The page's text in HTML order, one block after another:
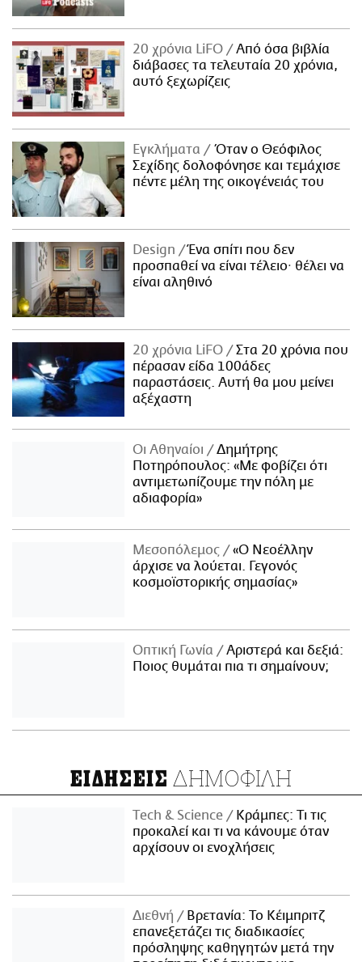
20 χρόνια LiFO
Από όσα βιβλία
διάβασες τα τελευταία 20 χρόνια,
αυτό ξεχωρίζεις
Εγκλήματα
Όταν ο Θεόφιλος
Σεχίδης δολοφόνησε και τεμάχισε
πέντε μέλη της οικογένειάς του
Design
Ένα σπίτι που δεν
προσπαθεί να είναι τέλειο· θέλει να
είναι αληθινό
20 χρόνια LiFO
Στα 20 χρόνια που
πέρασαν είδα 100άδες
παραστάσεις. Αυτή θα μου μείνει
αξέχαστη
Οι Αθηναίοι
Δημήτρης
Ποτηρόπουλος: «Με φοβίζει ότι
αντιμετωπίζουμε την πόλη με
αδιαφορία»
Μεσοπόλεμος
«Ο Νεοέλλην
άρχισε να λούεται. Γεγονός
κοσμοϊστορικής σημασίας»
Οπτική Γωνία
Αριστερά και δεξιά:
Ποιος θυμάται πια τι σημαίνουν;
ΕΙΔΗΣΕΙΣ ΔΗΜΟΦΙΛΗ
Τech & Science
Κράμπες: Τι τις
προκαλεί και τι να κάνουμε όταν
αρχίσουν οι ενοχλήσεις
Διεθνή
Βρετανία: Το Κέιμπριτζ
επανεξετάζει τις διαδικασίες
πρόσληψης καθηγητών μετά την